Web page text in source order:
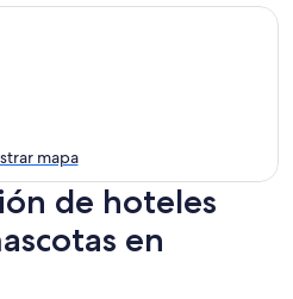
mapa
de hoteles
en